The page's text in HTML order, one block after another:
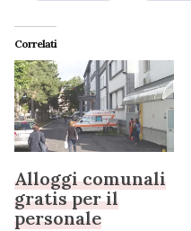
Correlati
Alloggi comunali
gratis per il
personale